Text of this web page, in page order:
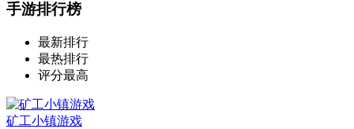
手游排行榜
最新排行
最热排行
评分最高
矿工小镇游戏